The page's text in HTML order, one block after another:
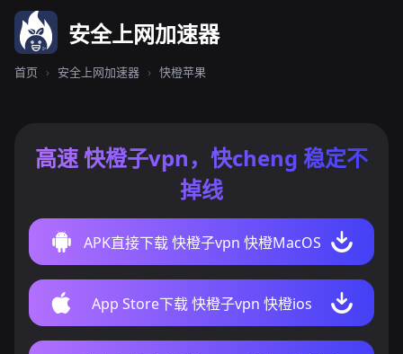
安全上网加速器
首页 › 安全上网加速器 › 快橙苹果
高速 快橙子vpn，快cheng 稳定不
掉线
APK直接下载 快橙子vpn 快橙MacOS
App Store下载 快橙子vpn 快橙ios